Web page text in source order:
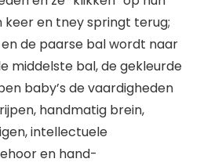
keer en tney springt terug;
de paarse bal wordt naar
middelste bal, de gekleurde
baby’s de vaardigheden
handmatig brein,
intellectuele
en hand-